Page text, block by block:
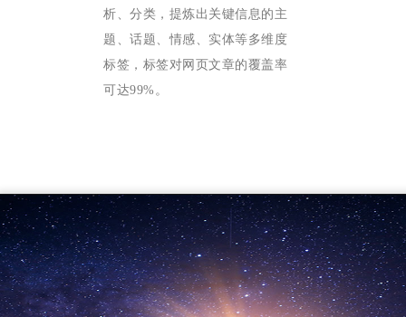
析、分类，提炼出关键信息的主
题、话题、情感、实体等多维度
标签，标签对网页文章的覆盖率
可达99%。